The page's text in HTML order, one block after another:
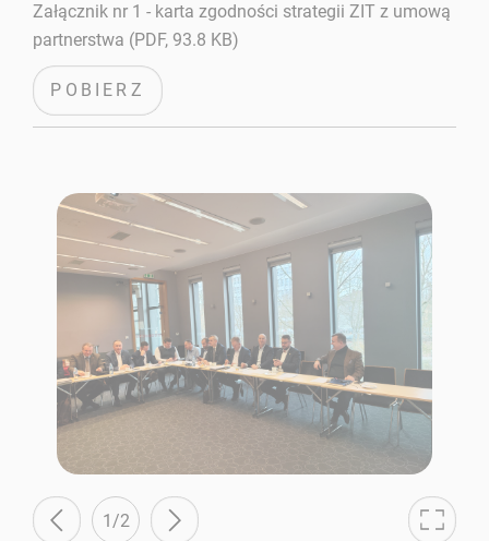
Załącznik nr 1 - karta zgodności strategii ZIT z umową
partnerstwa (PDF, 93.8 KB)
POBIERZ
1/2